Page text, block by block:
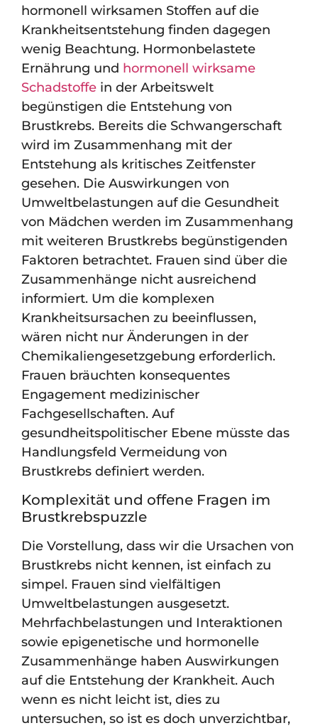
hormonell wirksamen Stoffen auf die
Krankheitsentstehung finden dagegen
wenig Beachtung. Hormonbelastete
Ernährung und hormonell wirksame
Schadstoffe in der Arbeitswelt
begünstigen die Entstehung von
Brustkrebs. Bereits die Schwangerschaft
wird im Zusammenhang mit der
Entstehung als kritisches Zeitfenster
gesehen. Die Auswirkungen von
Umweltbelastungen auf die Gesundheit
von Mädchen werden im Zusammenhang
mit weiteren Brustkrebs begünstigenden
Faktoren betrachtet. Frauen sind über die
Zusammenhänge nicht ausreichend
informiert. Um die komplexen
Krankheitsursachen zu beeinflussen,
wären nicht nur Änderungen in der
Chemikaliengesetzgebung erforderlich.
Frauen bräuchten konsequentes
Engagement medizinischer
Fachgesellschaften. Auf
gesundheitspolitischer Ebene müsste das
Handlungsfeld Vermeidung von
Brustkrebs definiert werden.
Komplexität und offene Fragen im
Brustkrebspuzzle
Die Vorstellung, dass wir die Ursachen von
Brustkrebs nicht kennen, ist einfach zu
simpel. Frauen sind vielfältigen
Umweltbelastungen ausgesetzt.
Mehrfachbelastungen und Interaktionen
sowie epigenetische und hormonelle
Zusammenhänge haben Auswirkungen
auf die Entstehung der Krankheit. Auch
wenn es nicht leicht ist, dies zu
untersuchen, so ist es doch unverzichtbar,